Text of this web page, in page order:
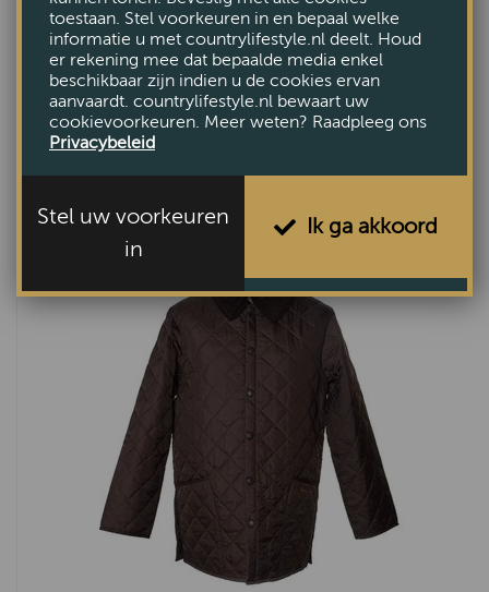
Herenjas Quilted Lutz Olive
€299,95
toestaan. Stel voorkeuren in en bepaal welke
informatie u met countrylifestyle.nl deelt. Houd
er rekening mee dat bepaalde media enkel
beschikbaar zijn indien u de cookies ervan
aanvaardt. countrylifestyle.nl bewaart uw
cookievoorkeuren. Meer weten? Raadpleeg ons
Privacybeleid
Stel uw voorkeuren
in
Ik ga akkoord